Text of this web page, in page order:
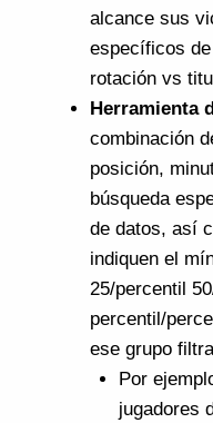
alcance sus
específicos
rotación vs
Herramienta
combinación
posición,
búsqueda
de datos, así
indiquen el
25/percentil
percentil/
ese grupo
Por
jugadores